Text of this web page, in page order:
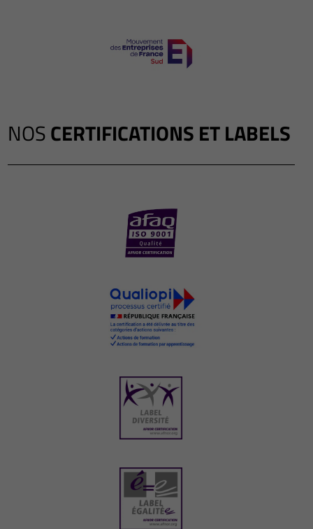
NOSCERTIFICATIONS ET LABELS